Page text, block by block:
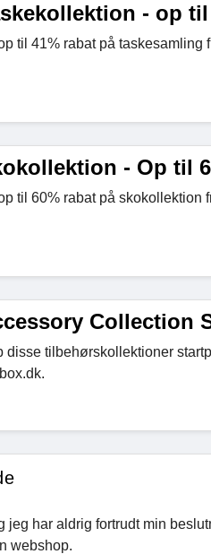
- op til
til 41% rabat på taskesamling
- Op til
til 60% rabat på skokollektion
Collection
disse tilbehørskollektioner
jeg har aldrig fortrudt min
webshop.